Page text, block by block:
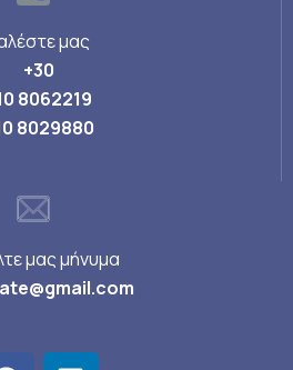
μας
+30
8062219
8029880
μας μήνυμα